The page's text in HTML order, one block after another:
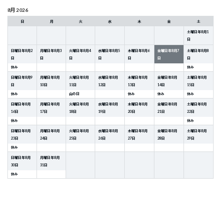
8月 2026
日 月 火 水 木 金 土
土曜日 年8月1
日
日曜日 年8月2
日
休み
月曜日 年8月3
日
火曜日 年8月4
日
水曜日 年8月5
日
木曜日 年8月 6
日
金曜日 年8月7
日
土曜日 年8月8
日
休み
日曜日 年8月9
日
休み
月曜日 年8月
10日
火曜日 年8月
11 日
山の日
水曜日 年8月
12日
木曜日 年8月
13日
休み
金曜日 年8月
14日
休み
土曜日 年8月
15日
休み
日曜日 年8月
16日
休み
月曜日 年8月
17日
火曜日 年8月
18日
水曜日 年8月
19日
木曜日 年8月
20日
金曜日 年8月
21 日
土曜日 年8月
22日
休み
日曜日 年8月
23日
休み
月曜日 年8月
24日
火曜日 年8月
25日
水曜日 年8月
26日
木曜日 年8月
27日
金曜日 年8月
28日
土曜日 年8月
29日
日曜日 年8月
30日
休み
月曜日 年8月
31 日